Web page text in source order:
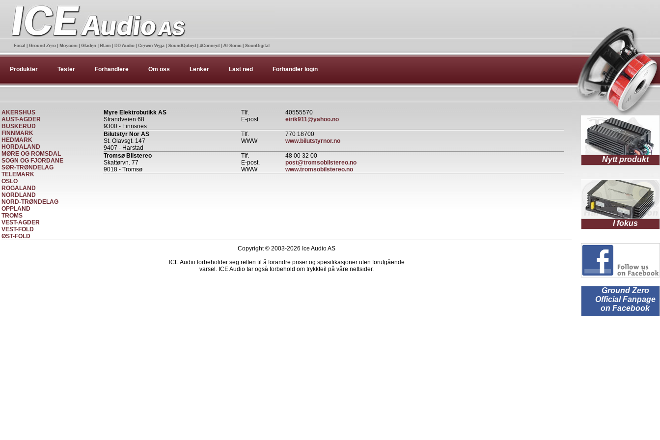
Produkter Tester Forhandlere Om oss Lenker Last ned Forhandler login
AKERSHUS
AUST-AGDER
BUSKERUD
FINNMARK
HEDMARK
HORDALAND
MØRE OG ROMSDAL
SOGN OG FJORDANE
SØR-TRØNDELAG
TELEMARK
OSLO
ROGALAND
NORDLAND
NORD-TRØNDELAG
OPPLAND
TROMS
VEST-AGDER
VEST-FOLD
ØST-FOLD
Myre Elektrobutikk AS
Strandveien 68
9300 - Finnsnes
Tlf.
E-post.
40555570
eirik911@yahoo.no
Bilutstyr Nor AS
St. Olavsgt. 147
9407 - Harstad
Tlf.
WWW
770 18700
www.bilutstyrnor.no
Tromsø Bilstereo
Skattørvn. 77
9018 - Tromsø
Tlf.
E-post.
WWW
48 00 32 00
post@tromsobilstereo.no
www.tromsobilstereo.no
Copyright © 2003-2026 Ice Audio AS
ICE Audio forbeholder seg retten til å forandre priser og spesifikasjoner uten forutgående
varsel. ICE Audio tar også forbehold om trykkfeil på våre nettsider.
Nytt produkt
I fokus
Ground Zero
Official Fanpage
on Facebook